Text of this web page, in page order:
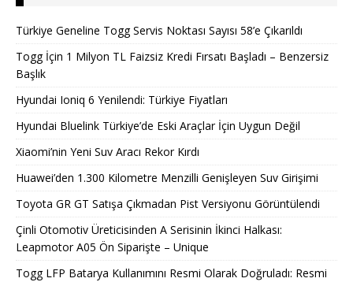
Türkiye Geneline Togg Servis Noktası Sayısı 58’e Çıkarıldı
Togg İçin 1 Milyon TL Faizsiz Kredi Fırsatı Başladı – Benzersiz
Başlık
Hyundai Ioniq 6 Yenilendi: Türkiye Fiyatları
Hyundai Bluelink Türkiye’de Eski Araçlar İçin Uygun Değil
Xiaomi’nin Yeni Suv Aracı Rekor Kırdı
Huawei’den 1.300 Kilometre Menzilli Genişleyen Suv Girişimi
Toyota GR GT Satışa Çıkmadan Pist Versiyonu Görüntülendi
Çinli Otomotiv Üreticisinden A Serisinin İkinci Halkası:
Leapmotor A05 Ön Siparişte – Unique
Togg LFP Batarya Kullanımını Resmi Olarak Doğruladı: Resmi